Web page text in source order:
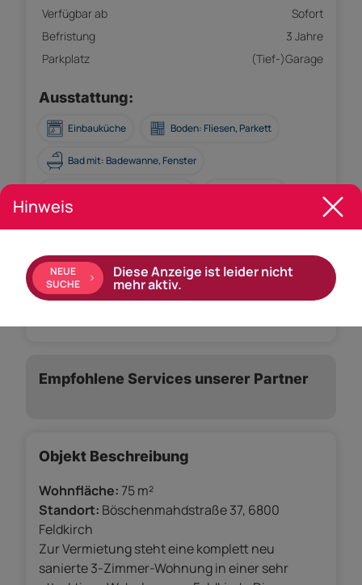
Verfügbar ab
Sofort
Befristung
3 Jahre
Parkplatz
(Tief-)Garage
Ausstattung:
Einbauküche Boden: Fliesen, Parkett
Bad mit: Badewanne, Fenster
Kabel/Satelliten-TV Gartennutzung
WG-geeignet
Empfohlene Services unserer Partner
Objekt Beschreibung
Wohnfläche: 75 m²
Standort: Böschenmahdstraße 37, 6800
Feldkirch
Zur Vermietung steht eine komplett neu
sanierte 3-Zimmer-Wohnung in einer sehr
Hinweis
NEUE
SUCHE
Diese Anzeige ist leider nicht
mehr aktiv.